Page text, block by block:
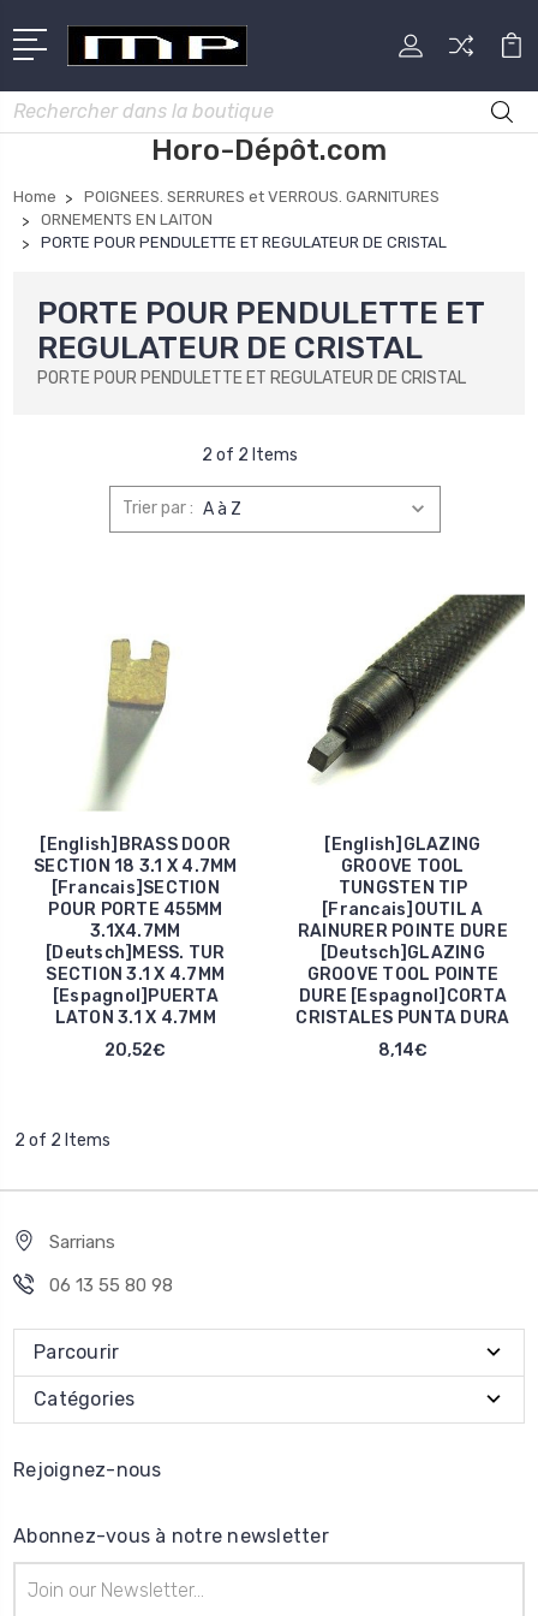
Rechercher
Horo-Dépôt.com
Home
POIGNEES. SERRURES et VERROUS. GARNITURES
ORNEMENTS EN LAITON
PORTE POUR PENDULETTE ET REGULATEUR DE CRISTAL
PORTE POUR PENDULETTE ET
REGULATEUR DE CRISTAL
PORTE POUR PENDULETTE ET REGULATEUR DE CRISTAL
2 of 2 Items
Trier par :
[English]BRASS DOOR
SECTION 18 3.1 X 4.7MM
[Francais]SECTION
POUR PORTE 455MM
3.1X4.7MM
[Deutsch]MESS. TUR
SECTION 3.1 X 4.7MM
[Espagnol]PUERTA
LATON 3.1 X 4.7MM
20,52€
[English]GLAZING
GROOVE TOOL
TUNGSTEN TIP
[Francais]OUTIL A
RAINURER POINTE DURE
[Deutsch]GLAZING
GROOVE TOOL POINTE
DURE [Espagnol]CORTA
CRISTALES PUNTA DURA
8,14€
2 of 2 Items
Sarrians
06 13 55 80 98
Parcourir
Catégories
Rejoignez-nous
Abonnez-vous à notre newsletter
e-